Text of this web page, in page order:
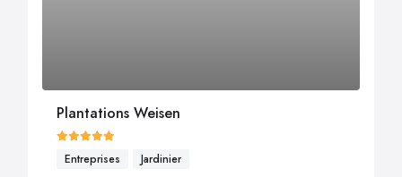
Plantations Weisen
Entreprises Jardinier